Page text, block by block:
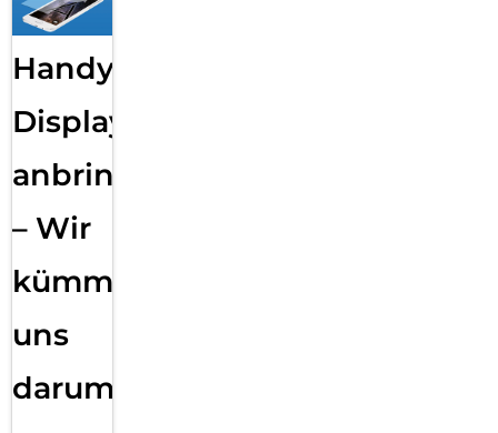
Handy
Displayfolie
anbringen
– Wir
kümmern
uns
darum!